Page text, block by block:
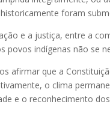
foram
e a justiça, entre a
povos indígenas não se
afirmar que a
o clima
e o reconhecimento